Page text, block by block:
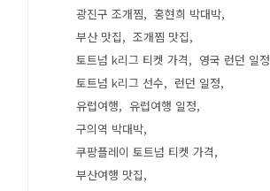
광진구 조개찜
홍현희 박대박
부산 맛집
조개찜 맛집
토트넘 k리그 티켓 가격
영국 런던 일정
토트넘 k리그 선수
런던 일정
유럽여행
유럽여행 일정
구의역 박대박
쿠팡플레이 토트넘 티켓 가격
부산여행 맛집